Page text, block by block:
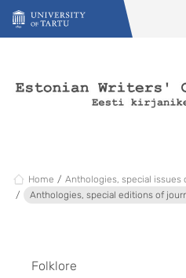
Skip to content
Home
Anthologies, special issues
Anthologies, special editions of
Folklore